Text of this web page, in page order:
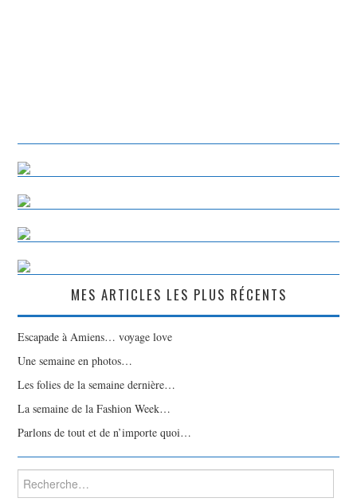
MES ARTICLES LES PLUS RÉCENTS
Escapade à Amiens… voyage love
Une semaine en photos…
Les folies de la semaine dernière…
La semaine de la Fashion Week…
Parlons de tout et de n’importe quoi…
Rechercher :